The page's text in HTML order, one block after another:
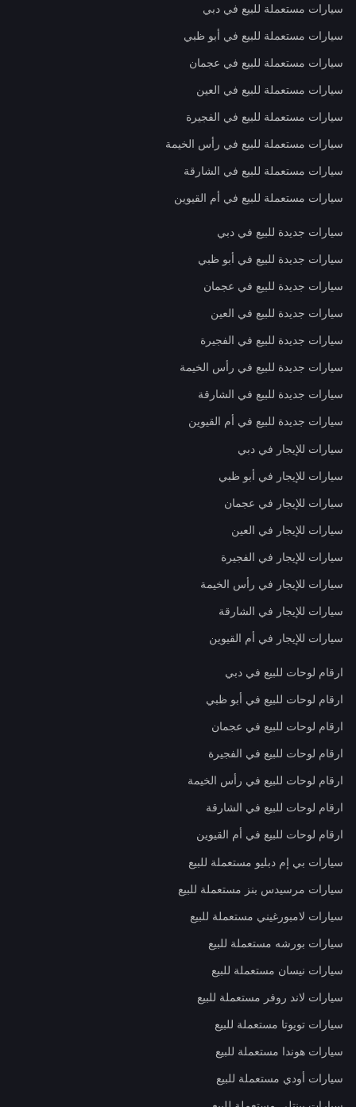
سيارات مستعملة للبيع في دبي
سيارات مستعملة للبيع في أبو ظبي
سيارات مستعملة للبيع في عجمان
سيارات مستعملة للبيع في العين
سيارات مستعملة للبيع في الفجيرة
سيارات مستعملة للبيع في رأس الخيمة
سيارات مستعملة للبيع في الشارقة
سيارات مستعملة للبيع في أم القيوين
سيارات جديدة للبيع في دبي
سيارات جديدة للبيع في أبو ظبي
سيارات جديدة للبيع في عجمان
سيارات جديدة للبيع في العين
سيارات جديدة للبيع في الفجيرة
سيارات جديدة للبيع في رأس الخيمة
سيارات جديدة للبيع في الشارقة
سيارات جديدة للبيع في أم القيوين
سيارات للإيجار في دبي
سيارات للإيجار في أبو ظبي
سيارات للإيجار في عجمان
سيارات للإيجار في العين
سيارات للإيجار في الفجيرة
سيارات للإيجار في رأس الخيمة
سيارات للإيجار في الشارقة
سيارات للإيجار في أم القيوين
ارقام لوحات للبيع في دبي
ارقام لوحات للبيع في أبو ظبي
ارقام لوحات للبيع في عجمان
ارقام لوحات للبيع في الفجيرة
ارقام لوحات للبيع في رأس الخيمة
ارقام لوحات للبيع في الشارقة
ارقام لوحات للبيع في أم القيوين
سيارات بي إم دبليو مستعملة للبيع
سيارات مرسيدس بنز مستعملة للبيع
سيارات لامبورغيني مستعملة للبيع
سيارات بورشه مستعملة للبيع
سيارات نيسان مستعملة للبيع
سيارات لاند روفر مستعملة للبيع
سيارات تويوتا مستعملة للبيع
سيارات هوندا مستعملة للبيع
سيارات أودي مستعملة للبيع